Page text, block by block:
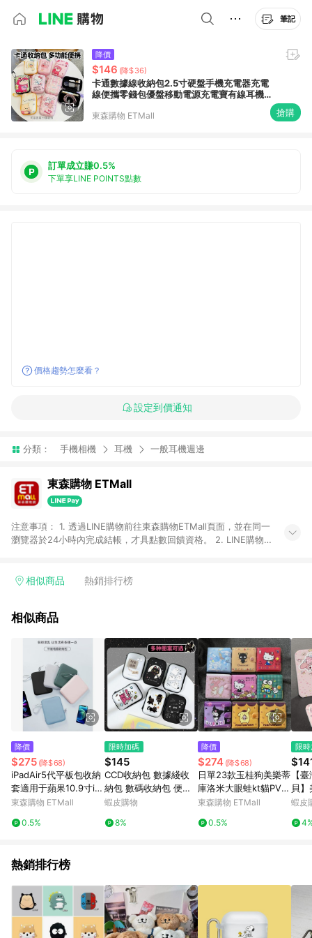
筆記
降價
$146 (降$36)
卡通數據線收納包2.5寸硬盤手機充電器充電
線便攜零錢包優盤移動電源充電寶有線耳機無
東森購物 ETMall 搶購
訂單成立賺0.5%
下單享LINE POINTS點數
價格趨勢怎麼看？
設定到價通知
分類： 手機相機 耳機 一般耳機週邊
東森購物 ETMall
注意事項： 1. 透過LINE購物前往東森購物ETMall頁面，並在同一
瀏覽器於24小時內完成結帳，才具點數回饋資格。 2. LINE購物
單，皆不在點數回饋範圍內。 3. 如購買以下類別商品，將無法獲
球嚴選、商城、專案商品、「草莓網」全館商品。 4. 如取消訂
回饋。 5. 點數回饋會扣除所有折扣優惠後之最終發票金額計算，
實際回饋請依LINE購物通知為主。 6. 訂單如有使用東森購物
ETMall站內之折扣優惠(包含但不限於東森幣、樂透金、東森現金
券等)，不具點數回饋資格。詳細請依東森購物ETMall之結帳頁面
顯示為準。 7. LINE購物設有「單一商品最高回饋點數」機制(特
殊活動時開放「回饋無上限」)，以同一訂單中同一商品不論件數
計算，並依訂單成立時間當下LINE購物所設定的回饋機制為準。
如顯示之商品規格、顏色、價位、贈品與東森購物ETMall銷售網
頁不符，以銷售網頁標示為準。 9. 若有贈點爭議，請務必於訂單
日期+180天以內至LINE購物客服洽詢；若超過180天(含)以上進
行申訴，恕無法贈點回饋。 10. 部分點數紅包僅限指定商品使
用，或不適用於無回饋商品。各點數紅包之適用商品與使用條件
請依點數紅包頁面規則為準。
相似商品 熱銷排行榜
相似商品
降價
$275 (降$68)
iPadAir5代平板包收納
套適用于蘋果10.9寸ip
ad收納包air4電腦pad
彎內膽包旅行便攜保護
東森購物 ETMall
0.5%
限時加碼
$145
CCD收納包 數據綫收
納包 數碼收納包 便攜
相機包 ccd相機包 多功
納包/盒/袋 耳機充電器
蝦皮購物
8%
降價
$274 (降$68)
日單23款玉桂狗美樂蒂
庫洛米大眼蛙kt貓PVC
兒童零錢包證件包卡包
東森購物 ETMall
0.5%
限
【
貝
折疊
鏡
蝦皮
熱銷排行榜